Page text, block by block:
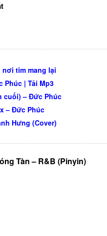
tim mang lại
Phúc | Tải Mp3
cuối) – Đức Phúc
– Đức Phúc
Hưng (Cover)
Tàn – R&B (Pinyin)